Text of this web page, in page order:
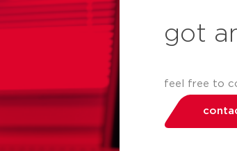
got
feel free to